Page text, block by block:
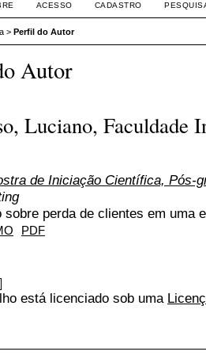
ACESSO CADASTRO
> Perfil do Autor
Autor
Luciano, Faculdade
de Iniciação Científica, Pós-
sobre perda de clientes em uma
PDF
está licenciado sob uma